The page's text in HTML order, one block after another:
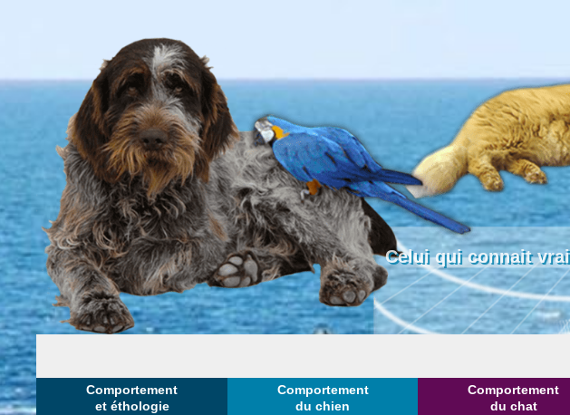
Celui qui connait
Comportement
et éthologie
Comportement
du chien
Comportement
du chat